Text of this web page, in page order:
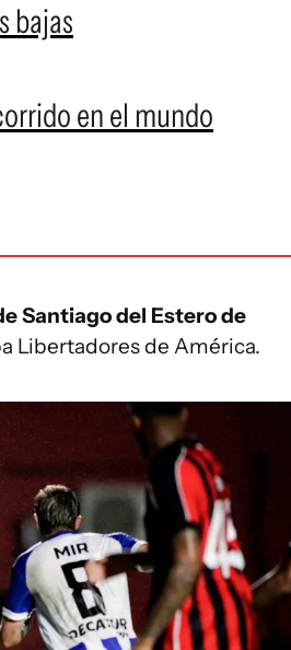
bajas
en el mundo
Santiago del Estero de
Libertadores de América.